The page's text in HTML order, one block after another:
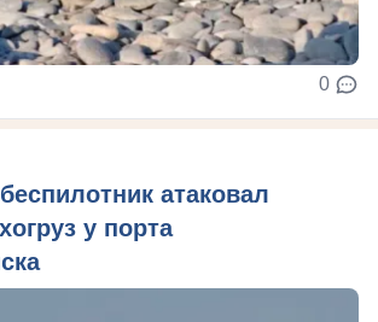
0
атаковал
у порта